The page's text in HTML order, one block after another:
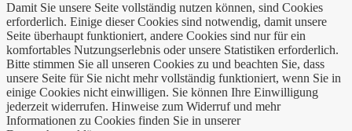
Damit Sie unsere Seite vollständig nutzen können, sind Cookies
erforderlich. Einige dieser Cookies sind notwendig, damit unsere
Seite überhaupt funktioniert, andere Cookies sind nur für ein
komfortables Nutzungserlebnis oder unsere Statistiken erforderlich.
Bitte stimmen Sie all unseren Cookies zu und beachten Sie, dass
unsere Seite für Sie nicht mehr vollständig funktioniert, wenn Sie in
einige Cookies nicht einwilligen. Sie können Ihre Einwilligung
jederzeit widerrufen. Hinweise zum Widerruf und mehr
Informationen zu Cookies finden Sie in unserer